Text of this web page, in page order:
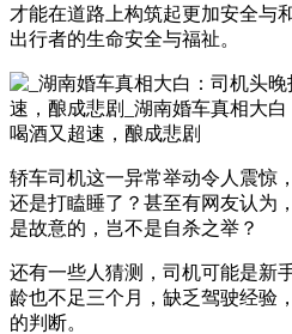
才能在道路上构筑起更加安全与
出行者的生命安全与福祉。
轿车司机这一异常举动令人震惊
还是打瞌睡了？甚至有网友认为
是故意的，岂不是自杀之举？
还有一些人猜测，司机可能是新
龄也不足三个月，缺乏驾驶经验
的判断。